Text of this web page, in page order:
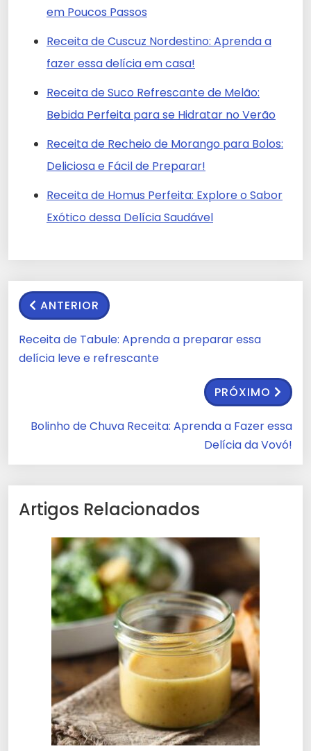
em Poucos Passos
Receita de Cuscuz Nordestino: Aprenda a
fazer essa delícia em casa!
Receita de Suco Refrescante de Melão:
Bebida Perfeita para se Hidratar no Verão
Receita de Recheio de Morango para Bolos:
Deliciosa e Fácil de Preparar!
Receita de Homus Perfeita: Explore o Sabor
Exótico dessa Delícia Saudável
ANTERIOR
Receita de Tabule: Aprenda a preparar essa
delícia leve e refrescante
PRÓXIMO
Bolinho de Chuva Receita: Aprenda a Fazer essa
Delícia da Vovó!
Artigos Relacionados